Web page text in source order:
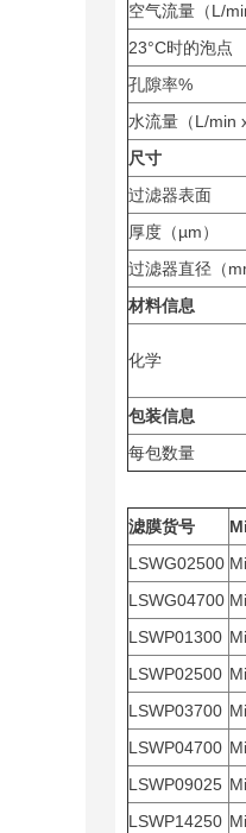
空气流量（L/
23°C时的泡点
孔隙率%
水流量（L/min x
尺寸
过滤器表面
厚度（µm）
过滤器直径（
材料信息
化学
包装信息
每包数量
滤膜货号
LSWG02500
LSWG04700
LSWP01300
LSWP02500
LSWP03700
LSWP04700
LSWP09025
LSWP14250